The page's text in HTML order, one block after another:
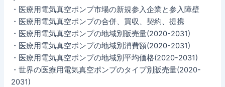
・医療用電気真空ポンプ市場の新規参入企業と参入障壁
・医療用電気真空ポンプの合併、買収、契約、提携
・医療用電気真空ポンプの地域別販売量(2020-2031)
・医療用電気真空ポンプの地域別消費額(2020-2031)
・医療用電気真空ポンプの地域別平均価格(2020-2031)
・世界の医療用電気真空ポンプのタイプ別販売量(2020-
2031)